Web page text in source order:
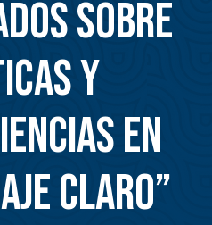
SOBRE
Y
EN
CLARO”